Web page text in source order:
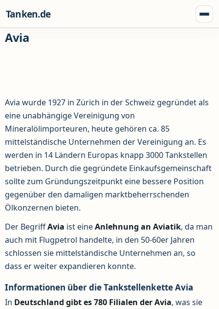
Tanken.de
Avia
Avia wurde 1927 in Zürich in der Schweiz gegründet als
eine unabhängige Vereinigung von
Mineralölimporteuren, heute gehören ca. 85
mittelständische Unternehmen der Vereinigung an. Es
werden in 14 Ländern Europas knapp 3000 Tankstellen
betrieben. Durch die gegründete Einkaufsgemeinschaft
sollte zum Gründungszeitpunkt eine bessere Position
gegenüber den damaligen marktbeherrschenden
Ölkonzernen bieten.
Der BegriffAvia ist eineAnlehnung an Aviatik, da man
auch mit Flugpetrol handelte, in den 50-60er Jahren
schlossen sie mittelständische Unternehmen an, so
dass er weiter expandieren konnte.
Informationen über die Tankstellenkette Avia
In Deutschland gibt es 780 Filialen der Avia, was sie